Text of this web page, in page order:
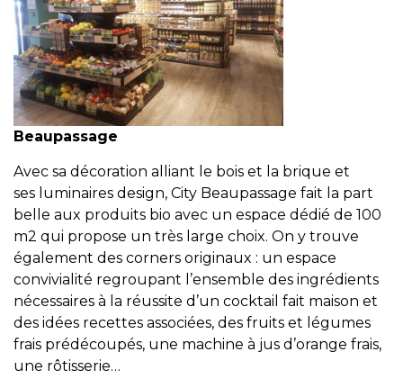
Beaupassage
Avec sa décoration alliant le bois et la brique et
ses luminaires design, City Beaupassage fait la part
belle aux produits bio avec un espace dédié de 100
m2 qui propose un très large choix. On y trouve
également des corners originaux : un espace
convivialité regroupant l’ensemble des ingrédients
nécessaires à la réussite d’un cocktail fait maison et
des idées recettes associées, des fruits et légumes
frais prédécoupés, une machine à jus d’orange frais,
une rôtisserie…